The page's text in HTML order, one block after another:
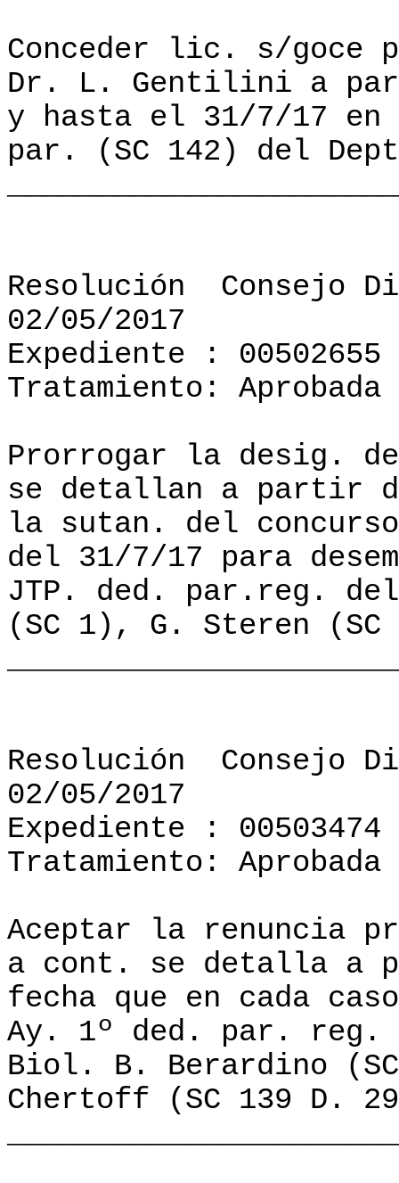
Conceder lic. s/goce
Dr. L. Gentilini a
y hasta el 31/7/17 en
par. (SC 142) del
Resolución
Consejo
02/05/2017
Expediente : 00502655
Tratamiento: Aprobada
Prorrogar la desig.
se detallan a partir
la sutan. del
del 31/7/17 para
JTP. ded. par.reg.
(SC 1), G. Steren
Resolución
Consejo
02/05/2017
Expediente : 00503474
Tratamiento: Aprobada
Aceptar la renuncia
a cont. se detalla a
fecha que en cada
Ay. 1º ded. par.
Biol. B. Berardino
Chertoff (SC 139 D.